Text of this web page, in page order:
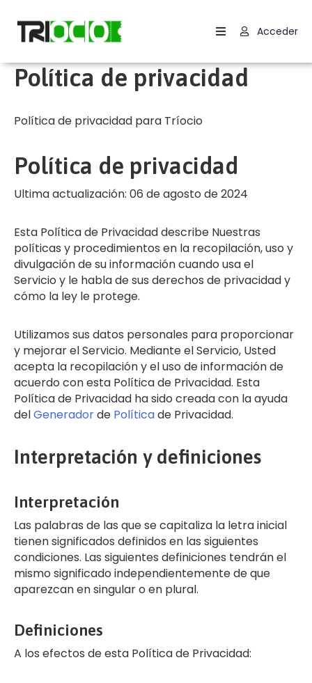
Contactar
Carrito
Cookies
(UE)
Acceder
Política de privacidad
Política de privacidad para Tríocio
Política de privacidad
Ultima actualización: 06 de agosto de 2024
Esta Política de Privacidad describe Nuestras
políticas y procedimientos en la recopilación, uso y
divulgación de su información cuando usa el
Servicio y le habla de sus derechos de privacidad y
cómo la ley le protege.
Utilizamos sus datos personales para proporcionar
y mejorar el Servicio. Mediante el Servicio, Usted
acepta la recopilación y el uso de información de
acuerdo con esta Política de Privacidad. Esta
Política de Privacidad ha sido creada con la ayuda
delGeneradorde Políticade Privacidad.
Interpretación y definiciones
Interpretación
Las palabras de las que se capitaliza la letra inicial
tienen significados definidos en las siguientes
condiciones. Las siguientes definiciones tendrán el
mismo significado independientemente de que
aparezcan en singular o en plural.
Definiciones
A los efectos de esta Política de Privacidad: